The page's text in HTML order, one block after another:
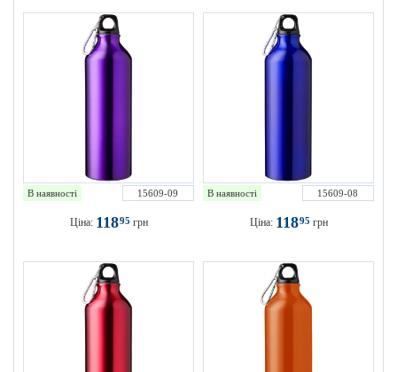
В наявності 15609-09
Ціна: 11895 грн
В наявності 15609-08
Ціна: 11895 грн